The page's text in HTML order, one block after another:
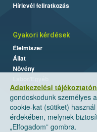
Adatkezelési
gondoskodunk személyes
cookie-kat (sütiket)
érdekében, melynek
„Elfogadom” gombra.
Hírlevél feliratkozás
Gyakori kérdések
Élelmiszer
Állat
Növény